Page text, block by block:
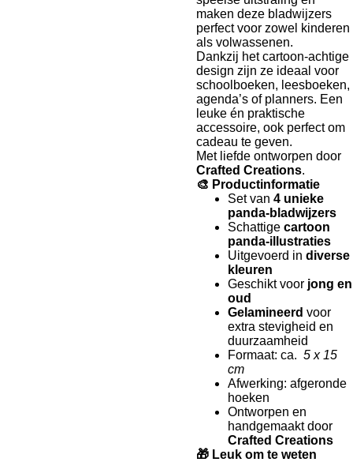
maken deze bladwijzers
perfect voor zowel kinderen
als volwassenen.
Dankzij het cartoon-achtige
design zijn ze ideaal voor
schoolboeken, leesboeken,
agenda’s of planners. Een
leuke én praktische
accessoire, ook perfect om
cadeau te geven.
Met liefde ontworpen door
Crafted Creations.
🎨 Productinformatie
Set van 4 unieke
panda-bladwijzers
Schattige cartoon
panda-illustraties
Uitgevoerd in diverse
kleuren
Geschikt voor jong en
oud
Gelamineerd voor
extra stevigheid en
duurzaamheid
Formaat: ca. 5 x 15
cm
Afwerking: afgeronde
hoeken
Ontworpen en
handgemaakt door
Crafted Creations
🎁 Leuk om te weten